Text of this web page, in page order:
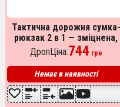
Тактична дорожня сумка-
рюкзак 2 в 1 — зміцнена,
універсальна чорна
ДропЦіна:744 грн
Немає в наявності